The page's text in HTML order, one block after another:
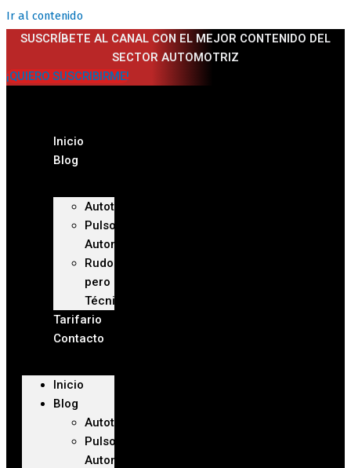
Ir al contenido
SUSCRÍBETE AL CANAL CON EL MEJOR CONTENIDO DEL
SECTOR AUTOMOTRIZ
¡QUIERO SUSCRIBIRME!
Inicio
Blog
Autoteca
Pulso
Automotriz
Rudo
pero
Técnico
Tarifario
Contacto
Inicio
Blog
Autoteca
Pulso
Automotriz